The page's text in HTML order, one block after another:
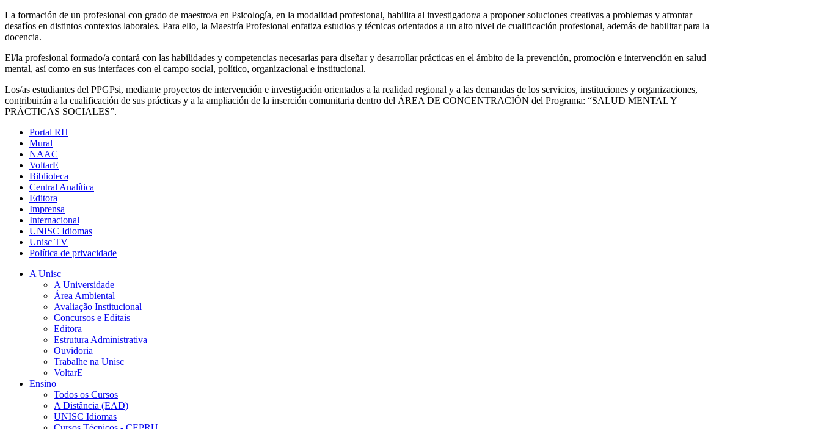
La formación de un profesional con grado de maestro/a en Psicología, en la modalidad profesional, habilita al investigador/a a proponer soluciones creativas a problemas y afrontar
desafíos en distintos contextos laborales. Para ello, la Maestría Profesional enfatiza estudios y técnicas orientados a un alto nivel de cualificación profesional, además de habilitar para la
docencia.
El/la profesional formado/a contará con las habilidades y competencias necesarias para diseñar y desarrollar prácticas en el ámbito de la prevención, promoción e intervención en salud
mental, así como en sus interfaces con el campo social, político, organizacional e institucional.
Los/as estudiantes del PPGPsi, mediante proyectos de intervención e investigación orientados a la realidad regional y a las demandas de los servicios, instituciones y organizaciones,
contribuirán a la cualificación de sus prácticas y a la ampliación de la inserción comunitaria dentro del ÁREA DE CONCENTRACIÓN del Programa: “SALUD MENTAL Y
PRÁCTICAS SOCIALES”.
Portal RH
Mural
NAAC
VoltarE
Biblioteca
Central Analítica
Editora
Imprensa
Internacional
UNISC Idiomas
Unisc TV
Política de privacidade
A Unisc
A Universidade
Área Ambiental
Avaliação Institucional
Concursos e Editais
Editora
Estrutura Administrativa
Ouvidoria
Trabalhe na Unisc
VoltarE
Ensino
Todos os Cursos
A Distância (EAD)
UNISC Idiomas